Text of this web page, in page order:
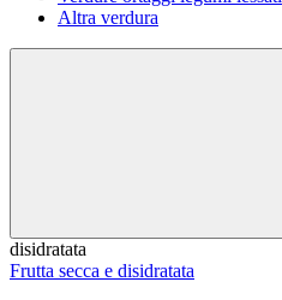
Altra verdura
disidratata
Frutta secca e disidratata